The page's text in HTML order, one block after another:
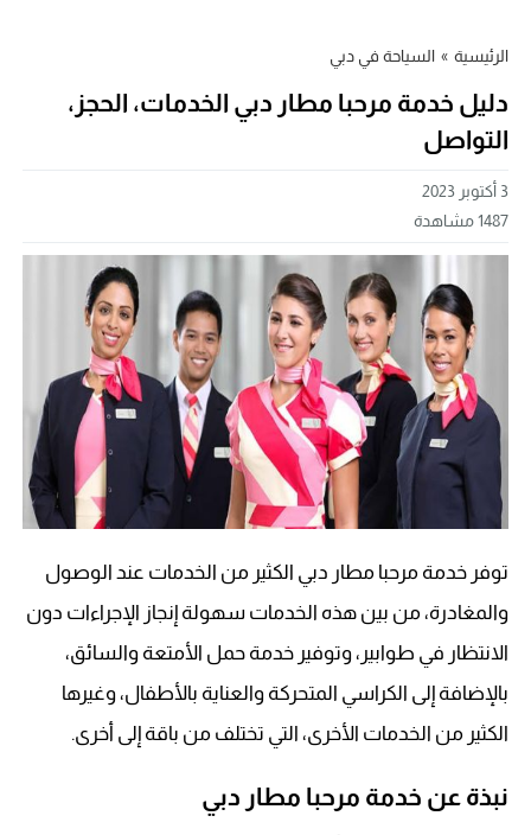
الرئيسية » السياحة في دبي
دليل خدمة مرحبا مطار دبي الخدمات، الحجز،
التواصل
3 أكتوبر 2023
1487مشاهدة
توفر خدمة مرحبا مطار دبي الكثير من الخدمات عند الوصول
والمغادرة، من بين هذه الخدمات سهولة إنجاز الإجراءات دون
الانتظار في طوابير، وتوفير خدمة حمل الأمتعة والسائق،
بالإضافة إلى الكراسي المتحركة والعناية بالأطفال، وغيرها
الكثير من الخدمات الأخرى، التي تختلف من باقة إلى أخرى.
نبذة عن خدمة مرحبا مطار دبي